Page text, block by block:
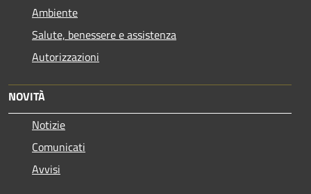
Ambiente
Salute, benessere e assistenza
Autorizzazioni
NOVITÀ
Notizie
Comunicati
Avvisi